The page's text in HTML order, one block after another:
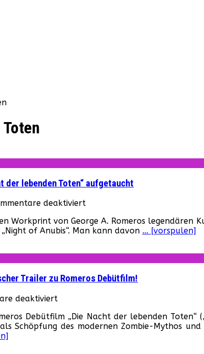
lebenden Toten“ aufgetaucht
deaktiviertfür
of
Anubis
Workprint
von
der
Workprint von George A. Romeros legendären
of Anubis“. Man kann davon … [vorspulen]
Trailer zu Romeros Debütfilm!
deaktiviert
Nacht
der
Debütfilm „Die Nacht der lebenden Toten“
Schöpfung des modernen Zombie-Mythos und